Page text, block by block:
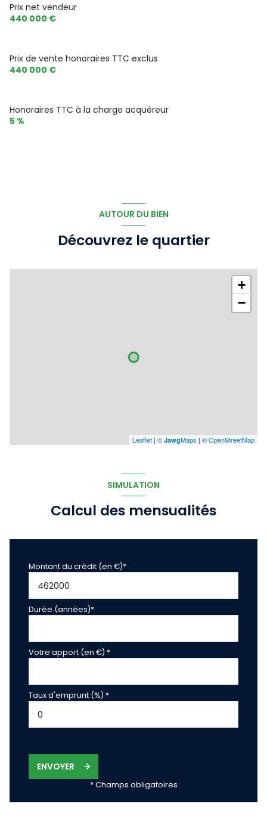
Prix net vendeur
440 000 €
Prix de vente honoraires TTC exclus
440 000 €
Honoraires TTC à la charge acquéreur
5 %
AUTOUR DU BIEN
Découvrez le quartier
+
−
Leaflet | © JawgMaps | © OpenStreetMap
SIMULATION
Calcul des mensualités
Montant du crédit (en €)*
Durée (années)*
Votre apport (en €) *
Taux d'emprunt (%) *
ENVOYER
* Champs obligatoires